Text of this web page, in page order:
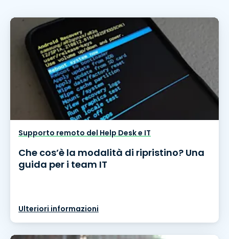
Supporto remoto del Help Desk e IT
Che cos’è la modalità di ripristino? Una
guida per i team IT
Ulteriori informazioni